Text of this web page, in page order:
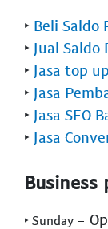
‣ Beli Saldo
‣ Jual Saldo
‣ Jasa top
‣ Jasa
‣ Jasa SEO
‣ Jasa
Business
‣ Sunday -